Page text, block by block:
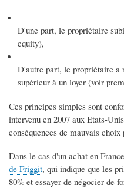
D'une part, le propriétaire
equity),
D'autre part, le propriétaire a
supérieur à un loyer (voir
Ces principes simples sont
intervenu en 2007 aux Etats-
conséquences de mauvais choix
Dans le cas d'un achat en
de Friggit, qui indique que les
80% et essayer de négocier de